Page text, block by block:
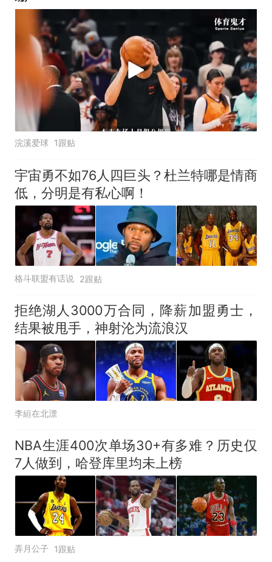
浣溪爱球 1跟贴
宇宙勇不如76人四巨头？杜兰特哪是情商
低，分明是有私心啊！
格斗联盟有话说 2跟贴
拒绝湖人3000万合同，降薪加盟勇士，
结果被甩手，神射沦为流浪汉
李絙在北漂
NBA生涯400次单场30+有多难？历史仅
7人做到，哈登库里均未上榜
弄月公子 1跟贴